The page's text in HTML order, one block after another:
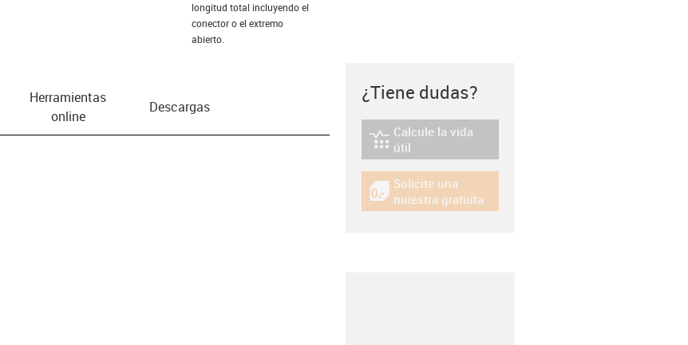
longitud total incluyendo el
conector o el extremo
abierto.
Herramientas
online
Descargas
¿Tiene dudas?
igus-icon-lebensdauerrechner
Calcule la vida
útil
igus-icon-gratismuster
Solicite una
muestra gratuita